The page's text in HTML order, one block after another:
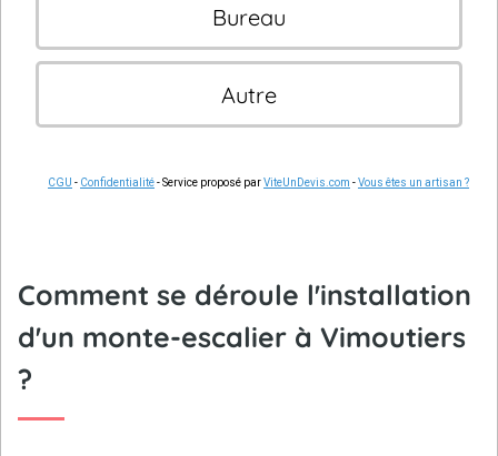
Bureau
Autre
CGU - Confidentialité- Service proposé parViteUnDevis.com -Vous êtes un artisan ?
Comment se déroule l'installation
d'un monte-escalier à Vimoutiers
?